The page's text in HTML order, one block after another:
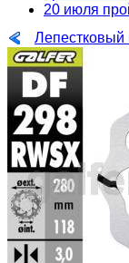
20 июля
Лепестковый